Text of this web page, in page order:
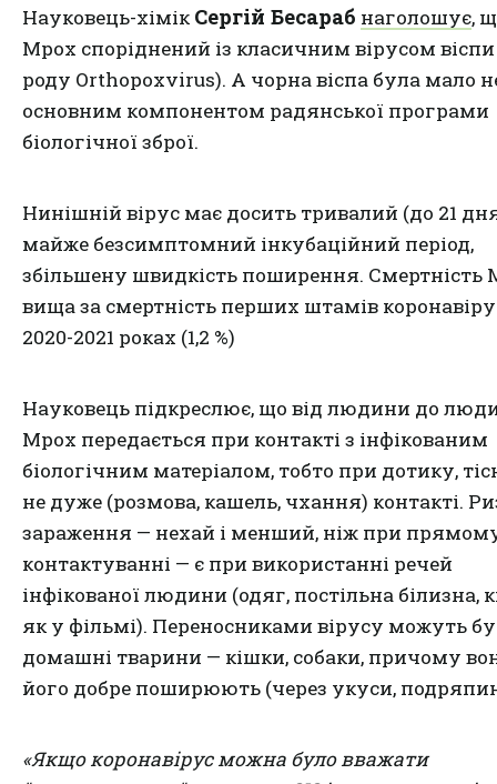
Науковець-хімік Сергій Бесараб наголошує,
Мрох споріднений із класичним вірусом віспи
роду Orthopoxvirus). А чорна віспа була мало
основним компонентом радянської програми
біологічної зброї.
Нинішній вірус має досить тривалий (до 21
майже безсимптомний інкубаційний період,
збільшену швидкість поширення. Смертність
вища за смертність перших штамів
2020-2021 роках (1,2 %)
Науковець підкреслює, що від людини до
Mpox передається при контакті з інфікованим
біологічним матеріалом, тобто при дотику,
не дуже (розмова, кашель, чхання) контакті.
зараження — нехай і менший, ніж при
контактуванні — є при використанні речей
інфікованої людини (одяг, постільна білизна,
як у фільмі). Переносниками вірусу можуть
домашні тварини — кішки, собаки, причому
його добре поширюють (через укуси,
«Якщо коронавірус можна було вважати